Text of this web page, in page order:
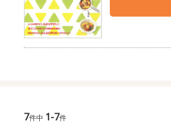
7件中 1-7件